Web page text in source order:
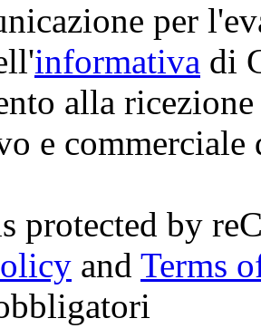
per
informativa di
alla
e
protected by
and Terms